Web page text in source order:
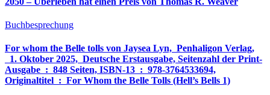
Buchbesprechung
For whom the Belle tolls von Jaysea Lyn, ‎ Penhaligon Verlag,
‎ 1. Oktober 2025, ‎ Deutsche Erstausgabe, Seitenzahl der Print-
Ausgabe ‏ : ‎ 848 Seiten, ISBN-13 ‏ : ‎ 978-3764533694,
Originaltitel ‏ : ‎ For Whom the Belle Tolls (Hell’s Bells 1)